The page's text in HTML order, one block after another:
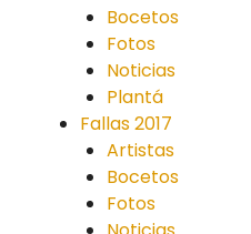
Bocetos
Fotos
Noticias
Plantá
Fallas 2017
Artistas
Bocetos
Fotos